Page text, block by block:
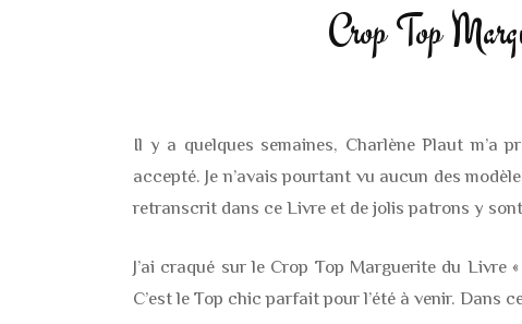
Crop Top
Il y a quelques semaines, Charlène Plaut m’a
accepté. Je n’avais pourtant vu aucun des
retranscrit dans ce Livre et de jolis patrons y
J’ai craqué sur le Crop Top Marguerite du Livre
C’est le Top chic parfait pour l’été à venir. Dans